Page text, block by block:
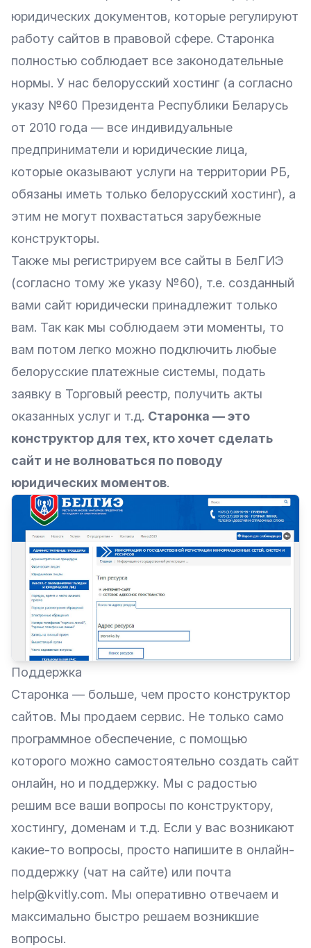
юридических документов, которые регулируют
работу сайтов в правовой сфере. Старонка
полностью соблюдает все законодательные
нормы. У нас белорусский хостинг (а согласно
указу №60 Президента Республики Беларусь
от 2010 года — все индивидуальные
предприниматели и юридические лица,
которые оказывают услуги на территории РБ,
обязаны иметь только белорусский хостинг), а
этим не могут похвастаться зарубежные
конструкторы.
Также мы регистрируем все сайты в БелГИЭ
(согласно тому же указу №60), т.е. созданный
вами сайт юридически принадлежит только
вам. Так как мы соблюдаем эти моменты, то
вам потом легко можно подключить любые
белорусские платежные системы, подать
заявку в Торговый реестр, получить акты
оказанных услуг и т.д. Старонка — это
конструктор для тех, кто хочет сделать
сайт и не волноваться по поводу
юридических моментов.
Поддержка
Старонка — больше, чем просто конструктор
сайтов. Мы продаем сервис. Не только само
программное обеспечение, с помощью
которого можно самостоятельно создать сайт
онлайн, но и поддержку. Мы с радостью
решим все ваши вопросы по конструктору,
хостингу, доменам и т.д. Если у вас возникают
какие-то вопросы, просто напишите в онлайн-
поддержку (чат на сайте) или почта
help@kvitly.com. Мы оперативно отвечаем и
максимально быстро решаем возникшие
вопросы.